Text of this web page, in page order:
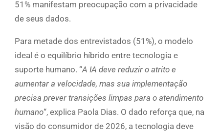
51% manifestam preocupação com a privacidade
de seus dados.
Para metade dos entrevistados (51%), o modelo
ideal é o equilíbrio híbrido entre tecnologia e
suporte humano. “A IA deve reduzir o atrito e
aumentar a velocidade, mas sua implementação
precisa prever transições limpas para o atendimento
humano“, explica Paola Dias. O dado reforça que, na
visão do consumidor de 2026, a tecnologia deve